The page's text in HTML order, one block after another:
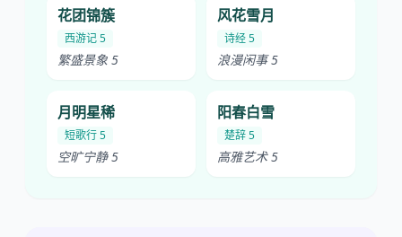
花团锦簇
西游记 5
繁盛景象 5
风花雪月
诗经 5
浪漫闲事 5
月明星稀
短歌行 5
空旷宁静 5
阳春白雪
楚辞 5
高雅艺术 5